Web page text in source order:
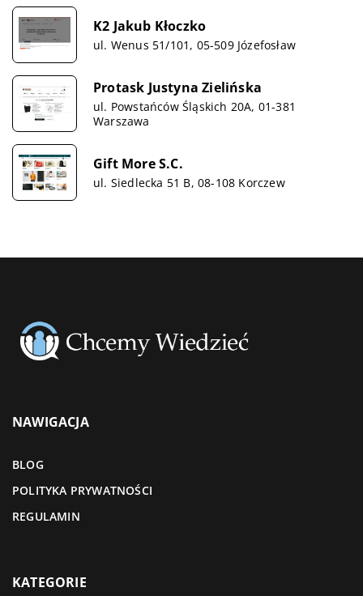
K2 Jakub Kłoczko
ul. Wenus 51/101, 05-509 Józefosław
Protask Justyna Zielińska
ul. Powstańców Śląskich 20A, 01-381
Warszawa
Gift More S.C.
ul. Siedlecka 51 B, 08-108 Korczew
NAWIGACJA
BLOG
POLITYKA PRYWATNOŚCI
REGULAMIN
KATEGORIE